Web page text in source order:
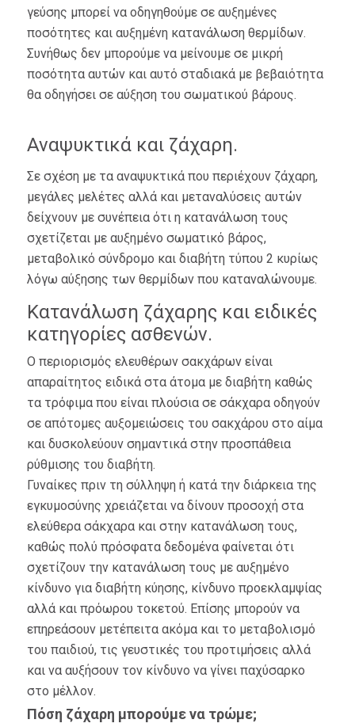
γεύσης μπορεί να οδηγηθούμε σε αυξημένες
ποσότητες και αυξημένη κατανάλωση θερμίδων.
Συνήθως δεν μπορούμε να μείνουμε σε μικρή
ποσότητα αυτών και αυτό σταδιακά με βεβαιότητα
θα οδηγήσει σε αύξηση του σωματικού βάρους.
Αναψυκτικά και ζάχαρη.
Σε σχέση με τα αναψυκτικά που περιέχουν ζάχαρη,
μεγάλες μελέτες αλλά και μεταναλύσεις αυτών
δείχνουν με συνέπεια ότι η κατανάλωση τους
σχετίζεται με αυξημένο σωματικό βάρος,
μεταβολικό σύνδρομο και διαβήτη τύπου 2 κυρίως
λόγω αύξησης των θερμίδων που καταναλώνουμε.
Κατανάλωση ζάχαρης και ειδικές
κατηγορίες ασθενών.
Ο περιορισμός ελευθέρων σακχάρων είναι
απαραίτητος ειδικά στα άτομα με διαβήτη καθώς
τα τρόφιμα που είναι πλούσια σε σάκχαρα οδηγούν
σε απότομες αυξομειώσεις του σακχάρου στο αίμα
και δυσκολεύουν σημαντικά στην προσπάθεια
ρύθμισης του διαβήτη.
Γυναίκες πριν τη σύλληψη ή κατά την διάρκεια της
εγκυμοσύνης χρειάζεται να δίνουν προσοχή στα
ελεύθερα σάκχαρα και στην κατανάλωση τους,
καθώς πολύ πρόσφατα δεδομένα φαίνεται ότι
σχετίζουν την κατανάλωση τους με αυξημένο
κίνδυνο για διαβήτη κύησης, κίνδυνο προεκλαμψίας
αλλά και πρόωρου τοκετού. Επίσης μπορούν να
επηρεάσουν μετέπειτα ακόμα και το μεταβολισμό
του παιδιού, τις γευστικές του προτιμήσεις αλλά
και να αυξήσουν τον κίνδυνο να γίνει παχύσαρκο
στο μέλλον.
Πόση ζάχαρη μπορούμε να τρώμε;